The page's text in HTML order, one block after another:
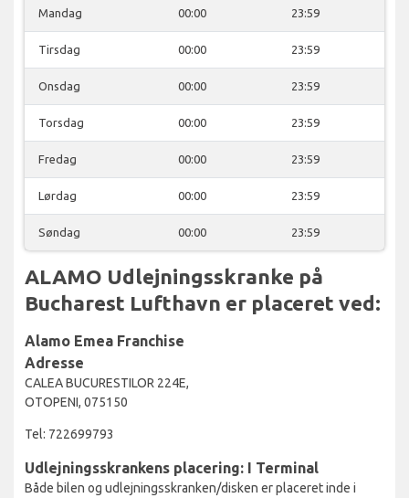
Mandag 00:00 23:59
Tirsdag 00:00 23:59
Onsdag 00:00 23:59
Torsdag 00:00 23:59
Fredag 00:00 23:59
Lørdag 00:00 23:59
Søndag 00:00 23:59
ALAMO Udlejningsskranke på
Bucharest Lufthavn er placeret ved:
Alamo Emea Franchise
Adresse
CALEA BUCURESTILOR 224E,
OTOPENI, 075150
Tel: 722699793
Udlejningsskrankens placering: I Terminal
Både bilen og udlejningsskranken/disken er placeret inde i